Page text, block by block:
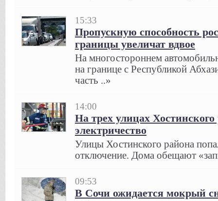
15:33
Пропускную способность
границы увеличат вдвое
На многостороннем
на границе с Республикой
часть ..»
14:00
На трех улицах
электричество
Улицы Хостинского района
отключение. Дома обещают
09:53
В Сочи ожидается мокрый